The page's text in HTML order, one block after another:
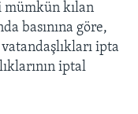
mümkün kılan
basınına göre,
vatandaşlıkları ipta
iptal